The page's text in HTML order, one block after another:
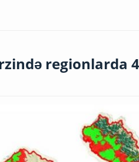
regionlarda